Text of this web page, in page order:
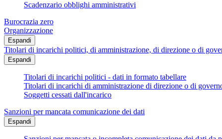
Scadenzario obblighi amministrativi
Burocrazia zero
Organizzazione
Espandi
Titolari di incarichi politici, di amministrazione, di direzione o di
Espandi
Titolari di incarichi politici - dati in formato tabellare
Titolari di incarichi di amministrazione di direzione o di
Soggetti cessati dall'incarico
Sanzioni per mancata comunicazione dei dati
Espandi